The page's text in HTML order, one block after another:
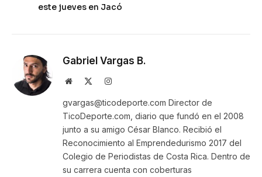
este jueves en Jacó
Gabriel Vargas B.
Website Instagram
gvargas@ticodeporte.com Director de
TicoDeporte.com, diario que fundó en el 2008
junto a su amigo César Blanco. Recibió el
Reconocimiento al Emprendedurismo 2017 del
Colegio de Periodistas de Costa Rica. Dentro de
su carrera cuenta con coberturas